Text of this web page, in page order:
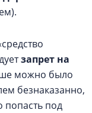
запрет на
можно было
безнаказанно,
попасть под